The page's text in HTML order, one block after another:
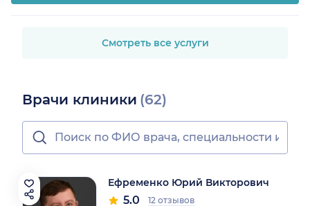
Смотреть все услуги
Врачи клиники (62)
Ефременко Юрий Викторович
5.0 12 отзывов